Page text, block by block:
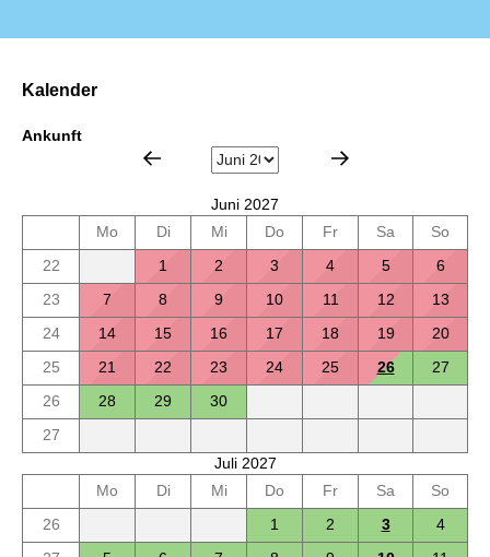
Kalender
Ankunft
Juni 2027
Mo
Di Mi Do Fr Sa
So
22
1 2 3 4 5
6
23
7 8 9 10 11 12
13
24
14 15 16 17 18 19
20
25
21 22 23 24 25 26
27
26
28 29
30
27
Juli 2027
Mo
Di Mi Do Fr Sa
So
26
1 2 3
4